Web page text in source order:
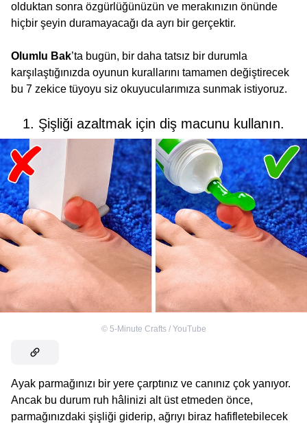
olduktan sonra özgürlüğünüzün ve merakınızın önünde
hiçbir şeyin duramayacağı da ayrı bir gerçektir.
Olumlu Bak’ta bugün, bir daha tatsız bir durumla
karşılaştığınızda oyunun kurallarını tamamen değiştirecek
bu 7 zekice tüyoyu siz okuyucularımıza sunmak istiyoruz.
1. Şişliği azaltmak için diş macunu kullanın.
© 5-Minute Crafts / YouTube
Ayak parmağınızı bir yere çarptınız ve canınız çok yanıyor.
Ancak bu durum ruh hâlinizi alt üst etmeden önce,
parmağınızdaki şişliği giderip, ağrıyı biraz hafifletebilecek